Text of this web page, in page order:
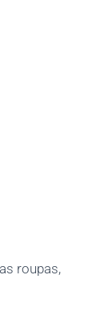
roupas,